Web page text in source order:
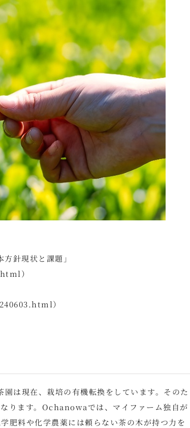
針現状と課題」
）
）
は現在、栽培の有機転換をしています。そのた
ります。Ochanowaでは、マイファーム独自が
肥料や化学農薬には頼らない茶の木が持つ力を